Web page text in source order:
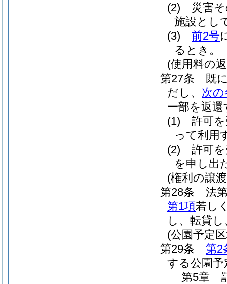
(2)
災害
施設とし
(3)
前2号
るとき。
(使用料の
第27条
既
だし、 次
一部を返
(1)
許可
って利用
(2)
許可
を申し出
(権利の譲
第28条
法
第1項若し
し、転貸
(公園予定
第29条
第2
する公園
第5章